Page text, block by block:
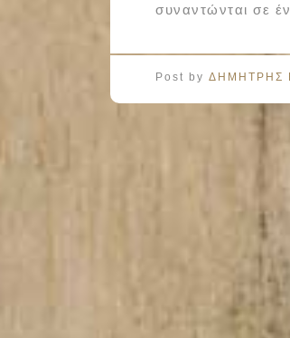
συναντώνται σε
Post by ΔΗΜΗΤΡΗΣ